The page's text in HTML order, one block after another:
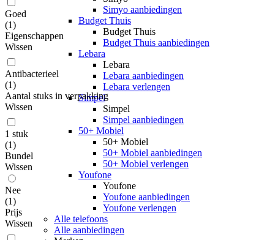
Simyo aanbiedingen
Budget Thuis
Budget Thuis
Budget Thuis aanbiedingen
Lebara
Lebara
Lebara aanbiedingen
Lebara verlengen
Simpel
Simpel
Simpel aanbiedingen
50+ Mobiel
50+ Mobiel
50+ Mobiel aanbiedingen
50+ Mobiel verlengen
Youfone
Youfone
Youfone aanbiedingen
Youfone verlengen
Alle telefoons
Alle aanbiedingen
Goed
(1)
Eigenschappen
Wissen
Antibacterieel
(1)
Aantal stuks in verpakking
Wissen
1 stuk
(1)
Bundel
Wissen
Nee
(1)
Prijs
Wissen